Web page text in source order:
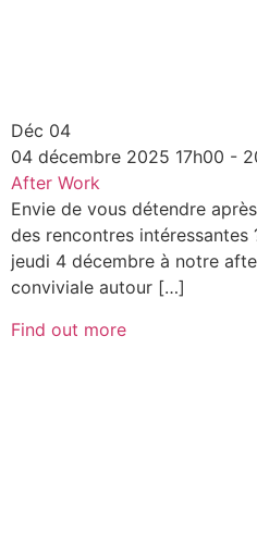
Déc 04
04 décembre 2025 17h00 -
After Work
Envie de vous détendre
des rencontres intéressantes
jeudi 4 décembre à notre
conviviale autour […]
Find out more